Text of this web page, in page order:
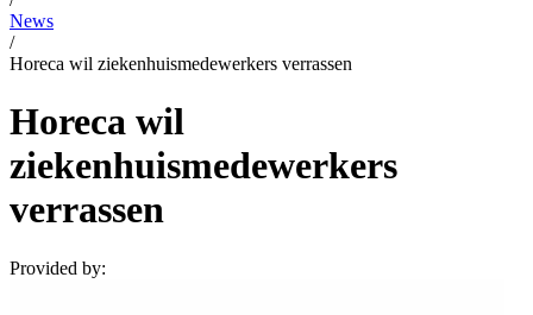
News
/
Horeca wil ziekenhuismedewerkers verrassen
Horeca wil
ziekenhuismedewerkers
verrassen
Provided by: